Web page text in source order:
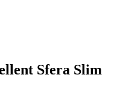
Sfera Slim